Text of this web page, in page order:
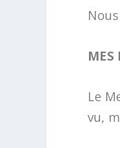
MES
Le
vu,